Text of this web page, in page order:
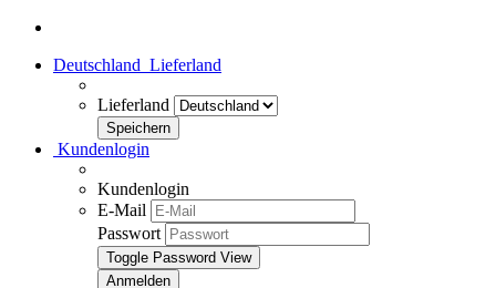
Deutschland Lieferland
Lieferland
Kundenlogin
Kundenlogin
E-Mail
Passwort
Toggle Password View